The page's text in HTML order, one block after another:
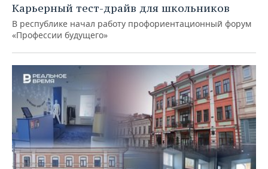
Карьерный тест-драйв для школьников
В республике начал работу профориентационный форум
«Профессии будущего»